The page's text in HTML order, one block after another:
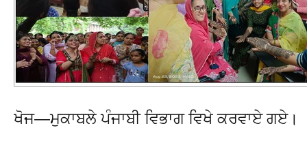
ਖੋਜ—ਮੁਕਾਬਲੇ ਪੰਜਾਬੀ ਵਿਭਾਗ ਵਿਖੇ ਕਰਵਾਏ ਗਏ।